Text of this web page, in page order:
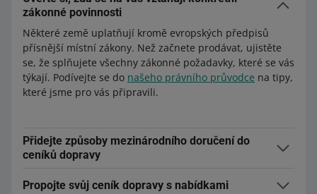
zákonné povinnosti
Některé země uplatňují kromě evropských předpisů
přísnější místní zákony. Než začnete prodávat, ujistěte
se, že splňujete všechny zákonné požadavky, které se vás
týkají. Podívejte se do našeho právního průvodce na tipy,
které jsme pro vás připravili.
Přidejte způsoby mezinárodního doručení do
ceníků dopravy
doručení z Polska do země, ve které chcete prodávat své
Propojte svůj ceník dopravy s nabídkami